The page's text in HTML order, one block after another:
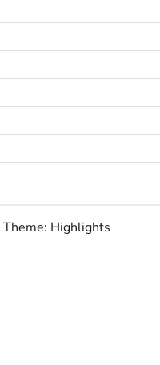
Theme: Highlights